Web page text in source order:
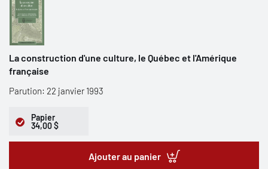
La construction d'une culture, le Québec et l'Amérique
française
Parution: 22 janvier 1993
Papier
34,00 $
Ajouter au panier